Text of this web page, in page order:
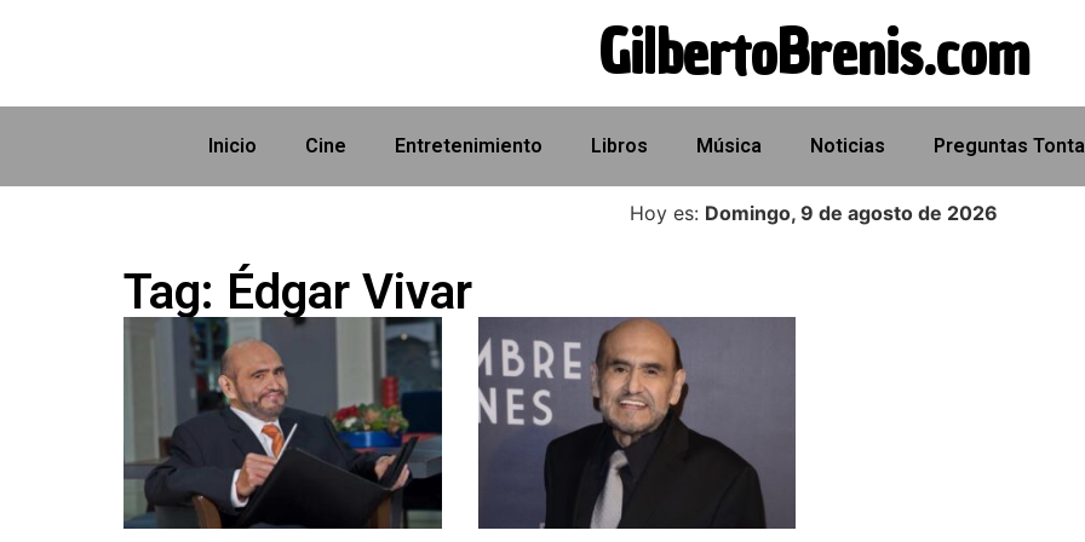
GilbertoBrenis.com
Inicio Cine Entretenimiento Libros Música Noticias Preguntas
Hoy es: Domingo, 9 de agosto de 2026
Tag: Édgar Vivar